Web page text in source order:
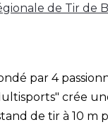
de Tir de
par 4
crée
de tir à 10 m